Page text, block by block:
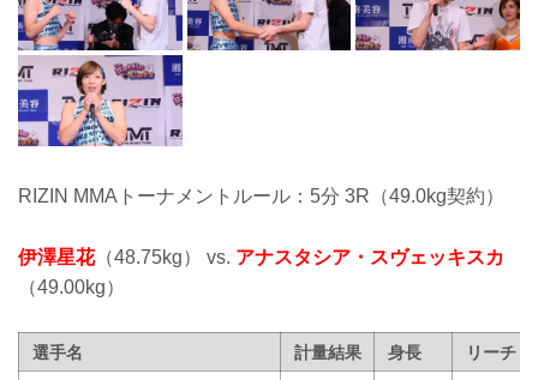
RIZIN MMAトーナメントルール：5分 3R（49.0kg契約）
伊澤星花（48.75kg） vs. アナスタシア・スヴェッキスカ
（49.00kg）
選手名 計量結果 身長
リーチ